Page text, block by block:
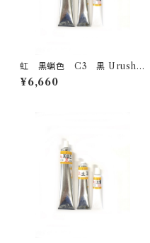
虹 黒蝋色 C3 黒 Urushi
-black- 100g
¥6,660